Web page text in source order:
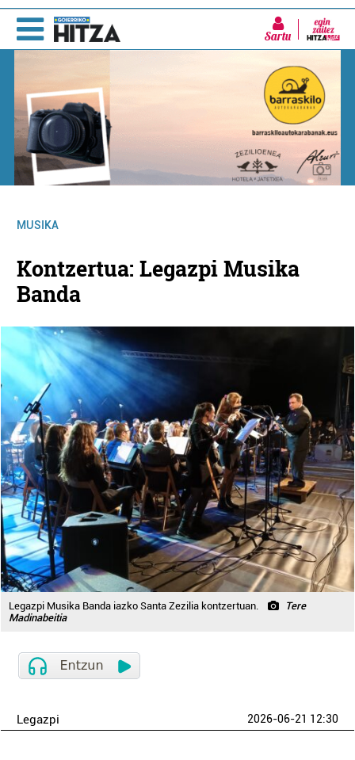
Sartu
MUSIKA
Kontzertua: Legazpi Musika
Banda
Legazpi Musika Banda iazko Santa Zezilia kontzertuan.
Tere
Madinabeitia
Legazpi 2026-06-21 12:30